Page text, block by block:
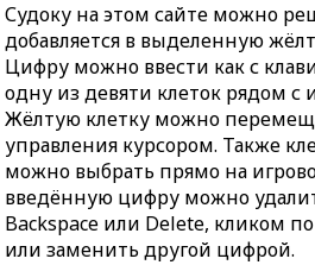
Судоку на этом сайте можно
добавляется в выделенную
Цифру можно ввести как с
одну из девяти клеток рядом с
Жёлтую клетку можно
управления курсором. Также
можно выбрать прямо на
введённую цифру можно
Backspace или Delete, кликом
или заменить другой цифрой.